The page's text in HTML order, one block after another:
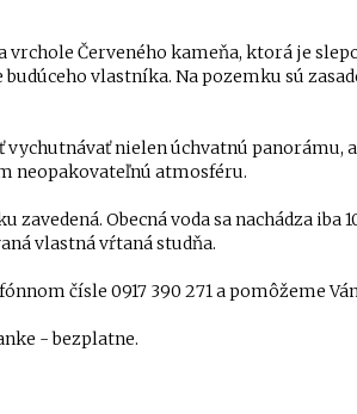
Červeného kameňa, ktorá je
vlastníka. Na pozemku sú
nielen úchvatnú panorámu,
neopakovateľnú atmosféru.
Obecná voda sa nachádza iba
vlastná vŕtaná studňa.
čísle 0917 390 271 a pomôžeme
- bezplatne.